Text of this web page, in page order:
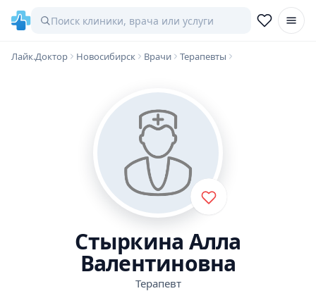
Лайк.Доктор Новосибирск Врачи Терапевты
Стыркина Алла
Валентиновна
Терапевт